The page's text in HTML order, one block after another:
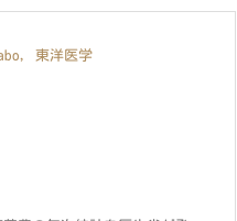
, 東洋医学